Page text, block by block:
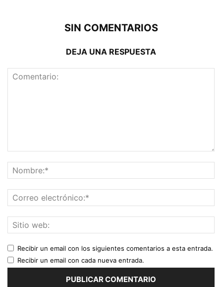
SIN COMENTARIOS
DEJA UNA RESPUESTA
Recibir un email con los siguientes comentarios a esta entrada.
Recibir un email con cada nueva entrada.